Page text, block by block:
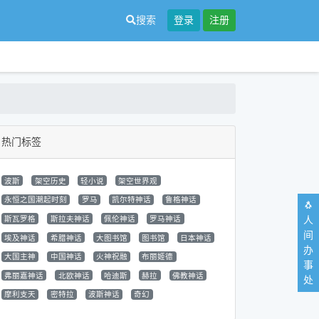
搜索 登录 注册
热门标签
波斯 架空历史 轻小说 架空世界观
永恒之国潮起时刻 罗马 凯尔特神话 鲁格神话
斯瓦罗格 斯拉夫神话 佩伦神话 罗马神话
埃及神话 希腊神话 大图书馆 图书馆 日本神话
大国主神 中国神话 火神祝融 布丽姬德
弗丽嘉神话 北欧神话 哈迪斯 赫拉 佛教神话
摩利支天 密特拉 波斯神话 奇幻
🐧
人
间
办
事
处